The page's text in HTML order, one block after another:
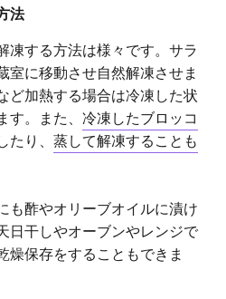
法
凍する方法は様々です。サラ
室に移動させ自然解凍させま
ど加熱する場合は冷凍した状
。また、 冷凍したブロッコ
たり、 蒸して解凍することも
も酢やオリーブオイルに漬け
日干しやオーブンやレンジで
燥保存をすることもできま